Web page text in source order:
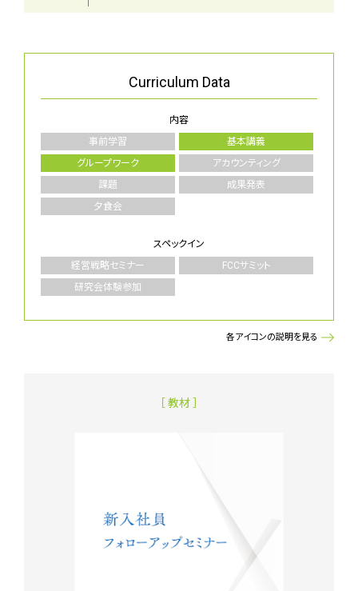
Curriculum Data
内容
事前学習
基本講義
グループワーク
アカウンティング
課題
成果発表
夕食会
スペックイン
経営戦略セミナー
FCCサミット
研究会体験参加
各アイコンの説明を見る
［ 教材 ］